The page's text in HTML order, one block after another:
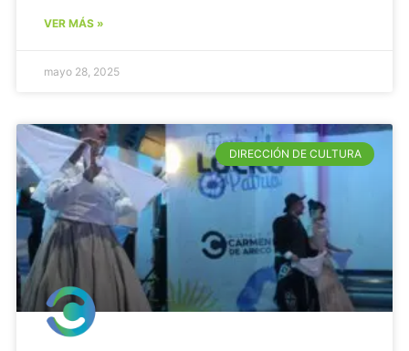
VER MÁS »
mayo 28, 2025
DIRECCIÓN DE CULTURA